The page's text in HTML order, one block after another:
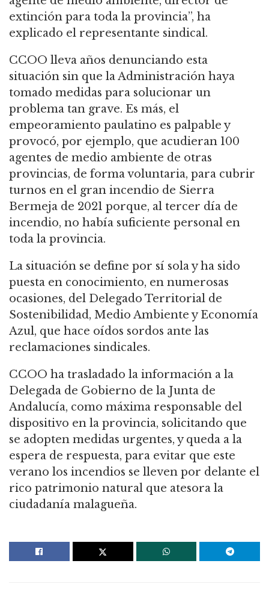
extinción para toda la provincia”, ha
explicado el representante sindical.
CCOO lleva años denunciando esta
situación sin que la Administración haya
tomado medidas para solucionar un
problema tan grave. Es más, el
empeoramiento paulatino es palpable y
provocó, por ejemplo, que acudieran 100
agentes de medio ambiente de otras
provincias, de forma voluntaria, para cubrir
turnos en el gran incendio de Sierra
Bermeja de 2021 porque, al tercer día de
incendio, no había suficiente personal en
toda la provincia.
La situación se define por sí sola y ha sido
puesta en conocimiento, en numerosas
ocasiones, del Delegado Territorial de
Sostenibilidad, Medio Ambiente y Economía
Azul, que hace oídos sordos ante las
reclamaciones sindicales.
CCOO ha trasladado la información a la
Delegada de Gobierno de la Junta de
Andalucía, como máxima responsable del
dispositivo en la provincia, solicitando que
se adopten medidas urgentes, y queda a la
espera de respuesta, para evitar que este
verano los incendios se lleven por delante el
rico patrimonio natural que atesora la
ciudadanía malagueña.